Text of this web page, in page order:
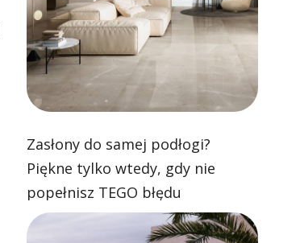
Zasłony do samej podłogi?
Piękne tylko wtedy, gdy nie
popełnisz TEGO błędu